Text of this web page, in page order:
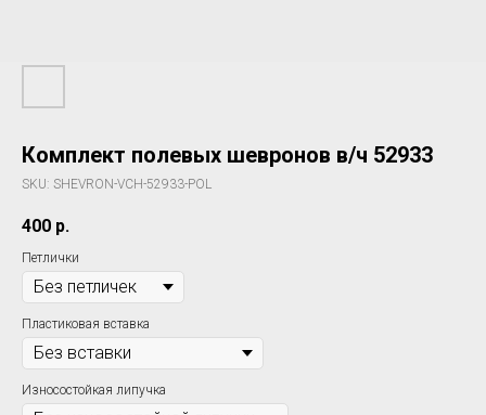
Комплект полевых шевронов в/ч 52933
SKU: SHEVRON-VCH-52933-POL
400 р.
Петлички
Пластиковая вставка
Износостойкая липучка